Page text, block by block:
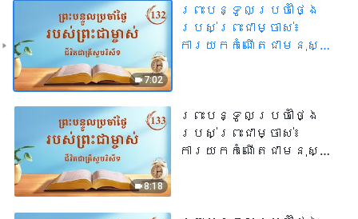
7:02
ព្រះបន្ទូលប្រចាំថ្ងៃ
របស់ព្រះជាម្ចាស់៖
ការយកកំណើតជាមនុស្ស
8:18
ព្រះបន្ទូលប្រចាំថ្ងៃ
របស់ព្រះជាម្ចាស់៖
ការយកកំណើតជាមនុស្ស